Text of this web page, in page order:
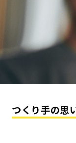
つくり手の思